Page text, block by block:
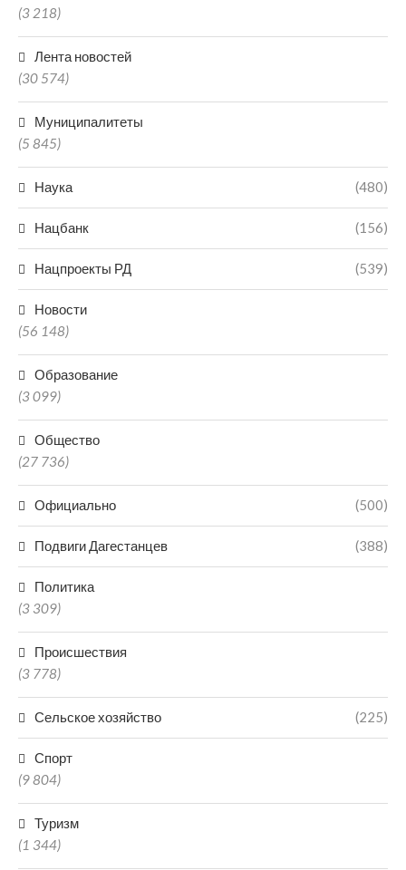
(3 218)
Лента новостей
(30 574)
Муниципалитеты
(5 845)
Наука (480)
Нацбанк (156)
Нацпроекты РД (539)
Новости
(56 148)
Образование
(3 099)
Общество
(27 736)
Официально (500)
Подвиги Дагестанцев (388)
Политика
(3 309)
Происшествия
(3 778)
Сельское хозяйство (225)
Спорт
(9 804)
Туризм
(1 344)